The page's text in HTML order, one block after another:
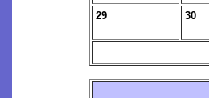
29 30